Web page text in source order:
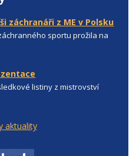
záchranáři z ME v Polsku
sportu prožila na
listiny z mistrovství
aktuality